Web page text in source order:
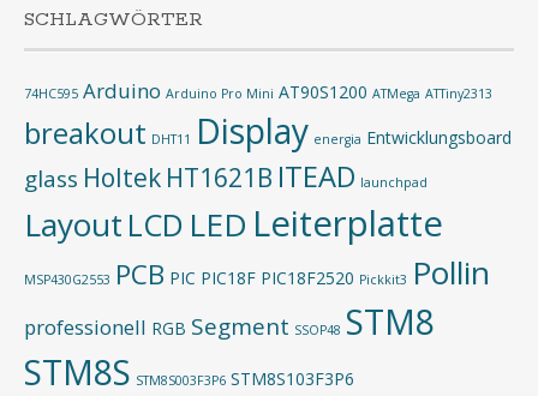
SCHLAGWÖRTER
74HC595 Arduino Arduino Pro Mini AT90S1200 ATMega ATTiny2313
breakout DHT11 Display energia Entwicklungsboard
glass Holtek HT1621B ITEAD launchpad
Layout LCD LED Leiterplatte
MSP430G2553 PCB PIC PIC18F PIC18F2520 Pickkit3 Pollin
professionell RGB Segment SSOP48 STM8
STM8S STM8S003F3P6 STM8S103F3P6